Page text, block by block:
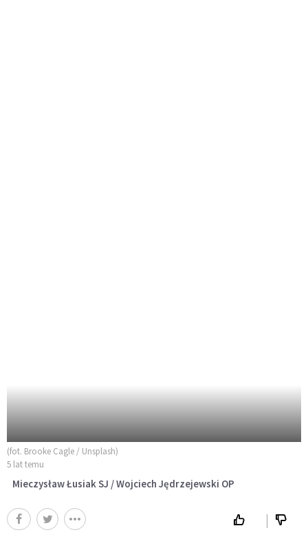
(fot. Brooke Cagle / Unsplash)
5 lat temu
Mieczysław Łusiak SJ / Wojciech Jędrzejewski OP